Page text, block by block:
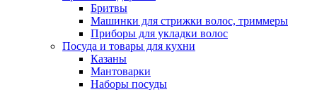
Бритвы
Машинки для стрижки волос, триммеры
Приборы для укладки волос
Посуда и товары для кухни
Казаны
Мантоварки
Наборы посуды